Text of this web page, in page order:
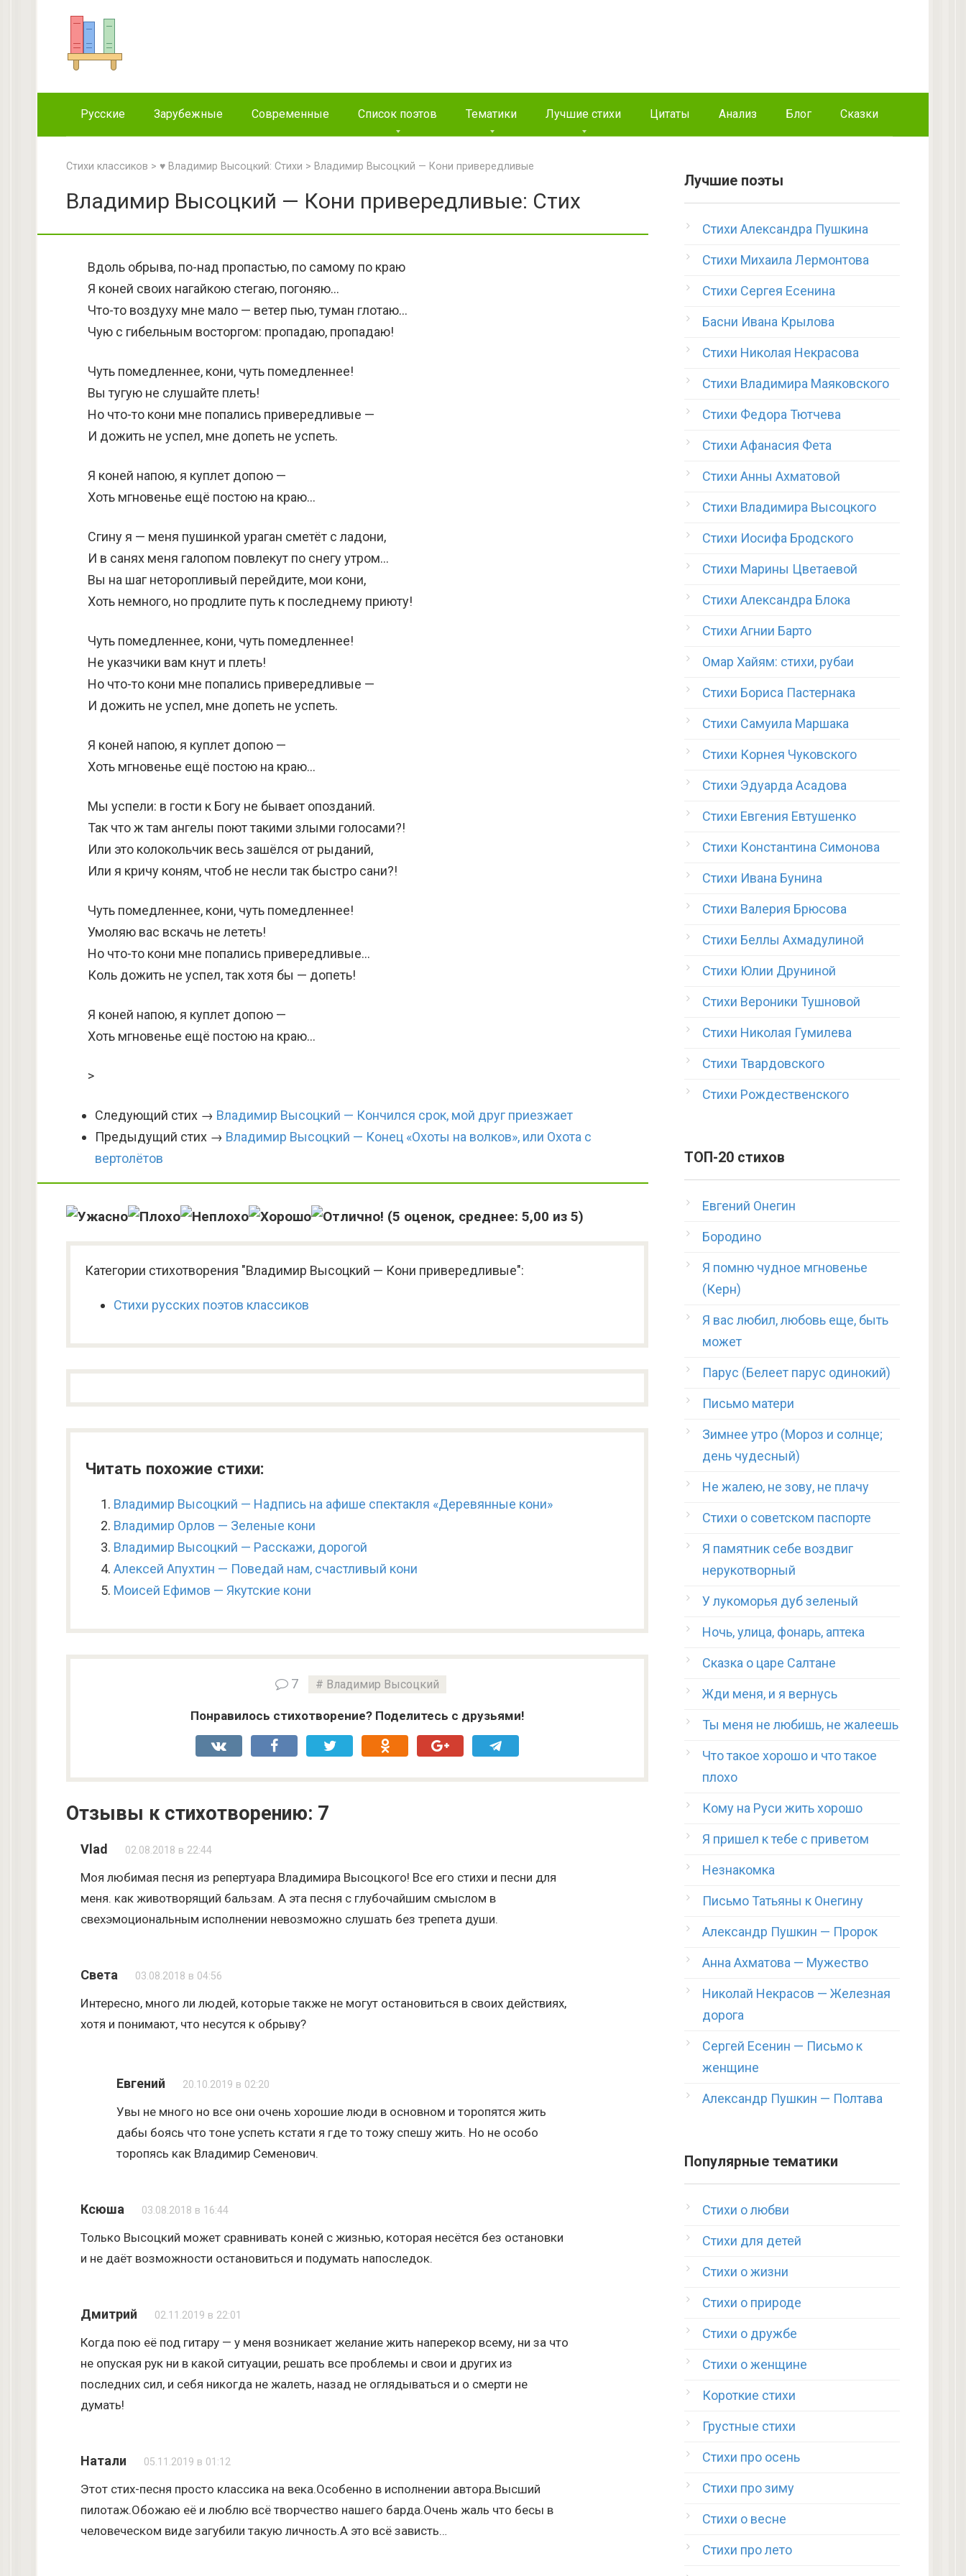
Русские Зарубежные Современные Список поэтов Тематики Лучшие стихи Цитаты Анализ Блог Сказки
Стихи классиков > ♥ Владимир Высоцкий: Стихи > Владимир Высоцкий — Кони привередливые
Владимир Высоцкий — Кони привередливые: Стих
Вдоль обрыва, по-над пропастью, по самому по краю
Я коней своих нагайкою стегаю, погоняю…
Что-то воздуху мне мало — ветер пью, туман глотаю…
Чую с гибельным восторгом: пропадаю, пропадаю!
Чуть помедленнее, кони, чуть помедленнее!
Вы тугую не слушайте плеть!
Но что-то кони мне попались привередливые —
И дожить не успел, мне допеть не успеть.
Я коней напою, я куплет допою —
Хоть мгновенье ещё постою на краю…
Сгину я — меня пушинкой ураган сметёт с ладони,
И в санях меня галопом повлекут по снегу утром…
Вы на шаг неторопливый перейдите, мои кони,
Хоть немного, но продлите путь к последнему приюту!
Чуть помедленнее, кони, чуть помедленнее!
Не указчики вам кнут и плеть!
Но что-то кони мне попались привередливые —
И дожить не успел, мне допеть не успеть.
Я коней напою, я куплет допою —
Хоть мгновенье ещё постою на краю…
Мы успели: в гости к Богу не бывает опозданий.
Так что ж там ангелы поют такими злыми голосами?!
Или это колокольчик весь зашёлся от рыданий,
Или я кричу коням, чтоб не несли так быстро сани?!
Чуть помедленнее, кони, чуть помедленнее!
Умоляю вас вскачь не лететь!
Но что-то кони мне попались привередливые…
Коль дожить не успел, так хотя бы — допеть!
Я коней напою, я куплет допою —
Хоть мгновенье ещё постою на краю…
>
Следующий стих → Владимир Высоцкий — Кончился срок, мой друг приезжает
Предыдущий стих → Владимир Высоцкий — Конец «Охоты на волков», или Охота с
вертолётов
(5 оценок, среднее: 5,00 из 5)
Категории стихотворения "Владимир Высоцкий — Кони привередливые":
Стихи русских поэтов классиков
Читать похожие стихи:
Владимир Высоцкий — Надпись на афише спектакля «Деревянные кони»
Владимир Орлов — Зеленые кони
Владимир Высоцкий — Расскажи, дорогой
Алексей Апухтин — Поведай нам, счастливый кони
Моисей Ефимов — Якутские кони
7 Владимир Высоцкий
Понравилось стихотворение? Поделитесь с друзьями!
Отзывы к стихотворению: 7
Vlad 02.08.2018 в 22:44
Моя любимая песня из репертуара Владимира Высоцкого! Все его стихи и песни для
меня. как животворящий бальзам. А эта песня с глубочайшим смыслом в
свехэмоциональным исполнении невозможно слушать без трепета души.
Света 03.08.2018 в 04:56
Интересно, много ли людей, которые также не могут остановиться в своих действиях,
хотя и понимают, что несутся к обрыву?
Евгений 20.10.2019 в 02:20
Увы не много но все они очень хорошие люди в основном и торопятся жить
дабы боясь что тоне успеть кстати я где то тожу спешу жить. Но не особо
торопясь как Владимир Семенович.
Ксюша 03.08.2018 в 16:44
Только Высоцкий может сравнивать коней с жизнью, которая несётся без остановки
и не даёт возможности остановиться и подумать напоследок.
Дмитрий 02.11.2019 в 22:01
Когда пою её под гитару — у меня возникает желание жить наперекор всему, ни за что
не опуская рук ни в какой ситуации, решать все проблемы и свои и других из
последних сил, и себя никогда не жалеть, назад не оглядываться и о смерти не
думать!
Натали 05.11.2019 в 01:12
Этот стих-песня просто классика на века.Особенно в исполнении автора.Высший
пилотаж.Обожаю её и люблю всё творчество нашего барда.Очень жаль что бесы в
человеческом виде загубили такую личность.А это всё зависть…
Лучшие поэты
Стихи Александра Пушкина
Стихи Михаила Лермонтова
Стихи Сергея Есенина
Басни Ивана Крылова
Стихи Николая Некрасова
Стихи Владимира Маяковского
Стихи Федора Тютчева
Стихи Афанасия Фета
Стихи Анны Ахматовой
Стихи Владимира Высоцкого
Стихи Иосифа Бродского
Стихи Марины Цветаевой
Стихи Александра Блока
Стихи Агнии Барто
Омар Хайям: стихи, рубаи
Стихи Бориса Пастернака
Стихи Самуила Маршака
Стихи Корнея Чуковского
Стихи Эдуарда Асадова
Стихи Евгения Евтушенко
Стихи Константина Симонова
Стихи Ивана Бунина
Стихи Валерия Брюсова
Стихи Беллы Ахмадулиной
Стихи Юлии Друниной
Стихи Вероники Тушновой
Стихи Николая Гумилева
Стихи Твардовского
Стихи Рождественского
ТОП-20 стихов
Евгений Онегин
Бородино
Я помню чудное мгновенье
(Керн)
Я вас любил, любовь еще, быть
может
Парус (Белеет парус одинокий)
Письмо матери
Зимнее утро (Мороз и солнце;
день чудесный)
Не жалею, не зову, не плачу
Стихи о советском паспорте
Я памятник себе воздвиг
нерукотворный
У лукоморья дуб зеленый
Ночь, улица, фонарь, аптека
Сказка о царе Салтане
Жди меня, и я вернусь
Ты меня не любишь, не жалеешь
Что такое хорошо и что такое
плохо
Кому на Руси жить хорошо
Я пришел к тебе с приветом
Незнакомка
Письмо Татьяны к Онегину
Александр Пушкин — Пророк
Анна Ахматова — Мужество
Николай Некрасов — Железная
дорога
Сергей Есенин — Письмо к
женщине
Александр Пушкин — Полтава
Популярные тематики
Стихи о любви
Стихи для детей
Стихи о жизни
Стихи о природе
Стихи о дружбе
Стихи о женщине
Короткие стихи
Грустные стихи
Стихи про осень
Стихи про зиму
Стихи о весне
Стихи про лето